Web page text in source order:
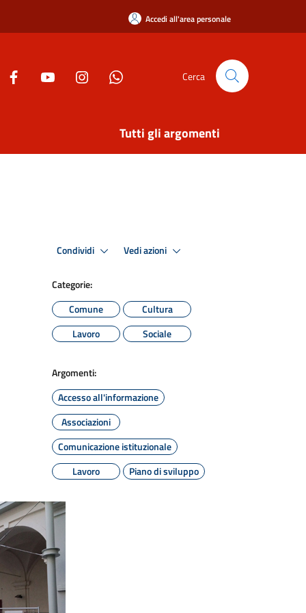
Accedi all'area personale
Cerca
Tutti gli argomenti
Condividi Vedi azioni
Categorie:
Comune
Cultura
Lavoro
Sociale
Argomenti:
Accesso all'informazione
Associazioni
Comunicazione istituzionale
Lavoro
Piano di sviluppo